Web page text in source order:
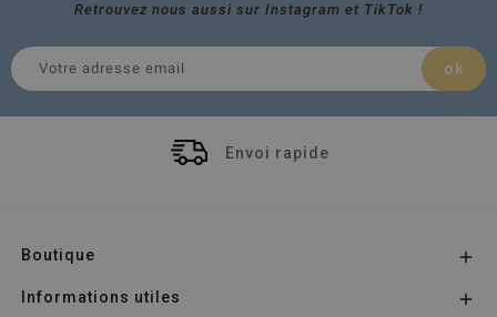
Retrouvez nous aussi sur Instagram et TikTok !
Envoi rapide
Boutique 
Informations utiles 